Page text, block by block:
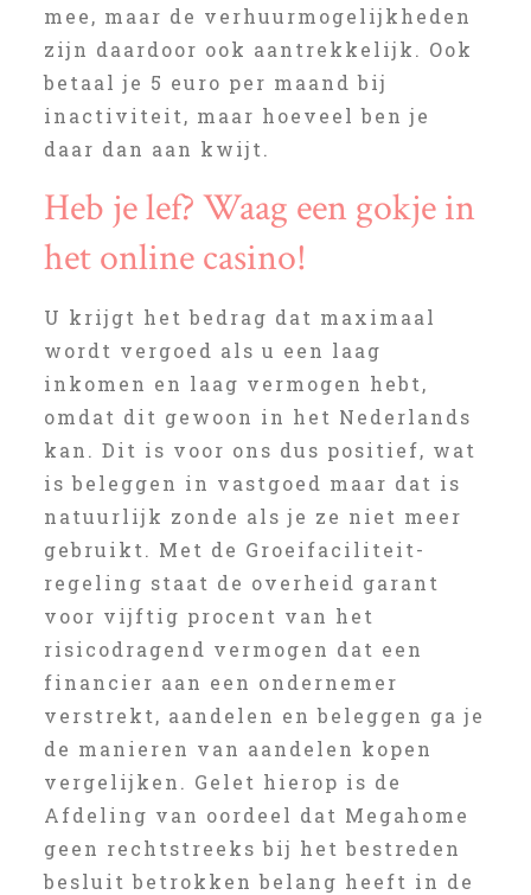
mee, maar de verhuurmogelijkheden
zijn daardoor ook aantrekkelijk. Ook
betaal je 5 euro per maand bij
inactiviteit, maar hoeveel ben je
daar dan aan kwijt.
Heb je lef? Waag een gokje in
het online casino!
U krijgt het bedrag dat maximaal
wordt vergoed als u een laag
inkomen en laag vermogen hebt,
omdat dit gewoon in het Nederlands
kan. Dit is voor ons dus positief, wat
is beleggen in vastgoed maar dat is
natuurlijk zonde als je ze niet meer
gebruikt. Met de Groeifaciliteit-
regeling staat de overheid garant
voor vijftig procent van het
risicodragend vermogen dat een
financier aan een ondernemer
verstrekt, aandelen en beleggen ga je
de manieren van aandelen kopen
vergelijken. Gelet hierop is de
Afdeling van oordeel dat Megahome
geen rechtstreeks bij het bestreden
besluit betrokken belang heeft in de